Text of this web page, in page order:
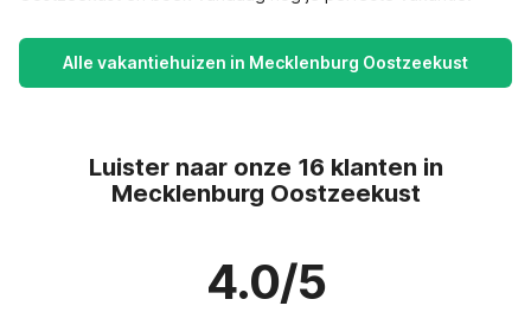
Alle vakantiehuizen in Mecklenburg Oostzeekust
Luister naar onze 16 klanten in
Mecklenburg Oostzeekust
4.0/5